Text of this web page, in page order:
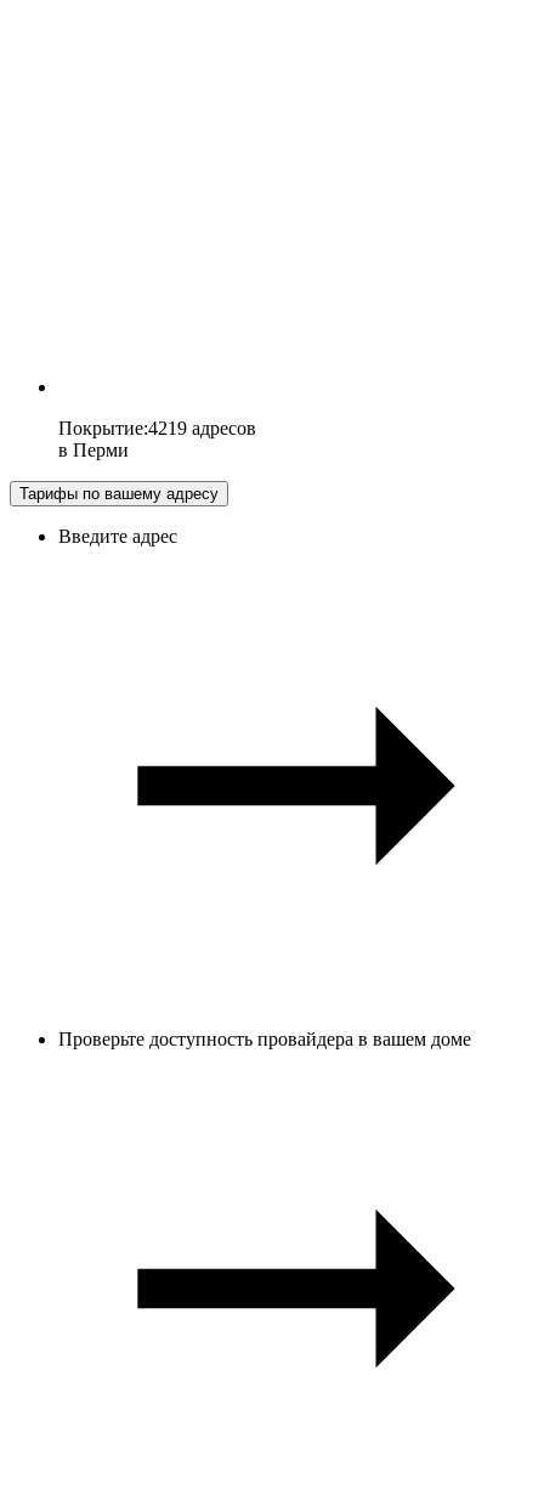
Покрытие:4219 адресов
в Перми
Тарифы по вашему адресу
Введите адрес
Проверьте доступность провайдера в вашем доме